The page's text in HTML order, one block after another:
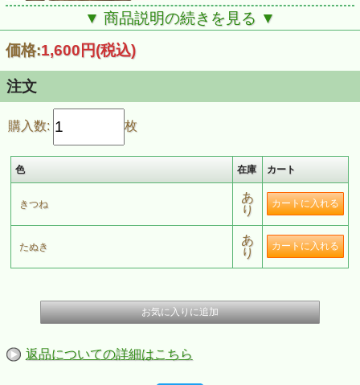
六尺はお尻を見せるカタチですよ
幅16.5cm長さ255cm
黄金色の茶色 「きつね」
濃い色の茶色 「たぬき」
肌の色と一緒に見せる茶色シリーズです
▼ 商品説明の続きを見る ▼
価格:1,600円(税込)
注文
購入数: 枚
色 在庫 カート
きつね
あ
り
たぬき
あ
り
返品についての詳細はこちら